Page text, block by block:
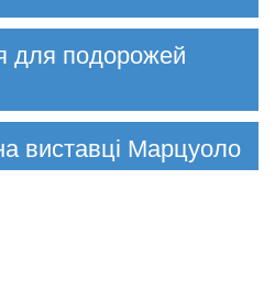
для подорожей
виставці Марцуоло